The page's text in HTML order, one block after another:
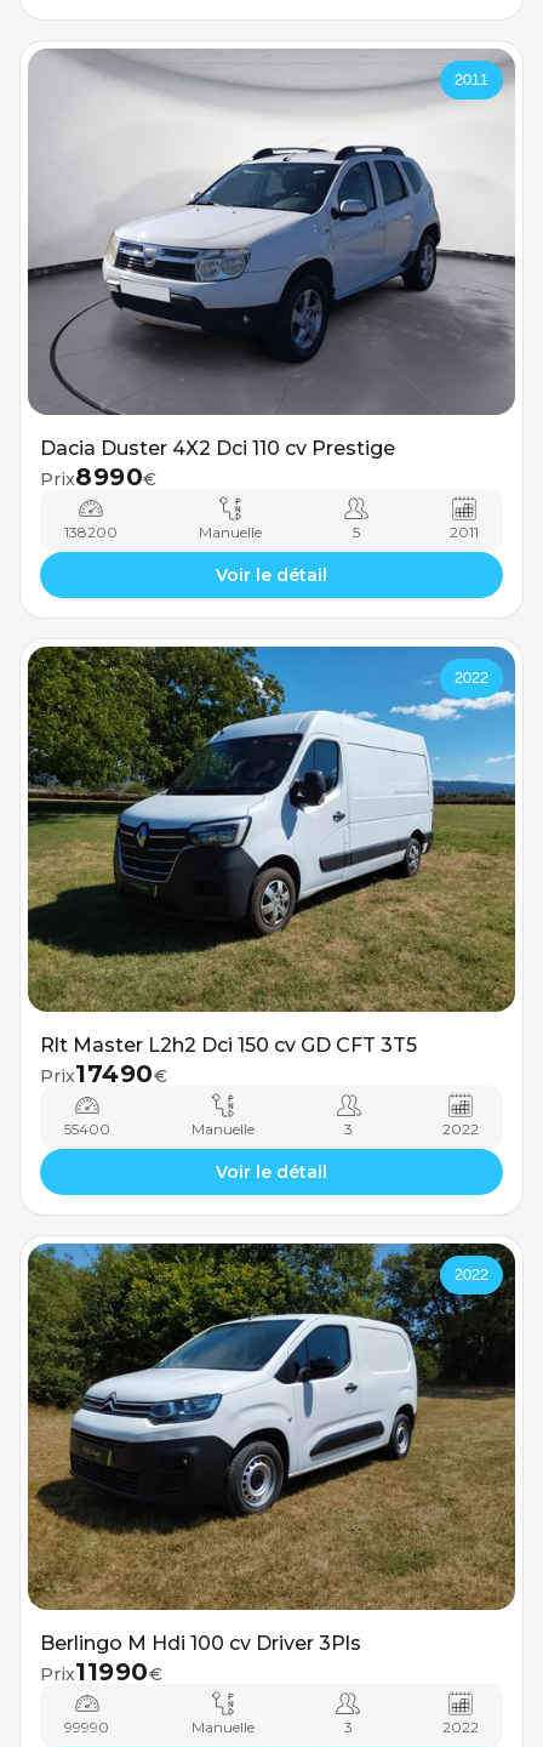
2011
Dacia Duster 4X2 Dci 110 cv Prestige
Prix8990€
138200 Manuelle 5 2011
Voir le détail
2022
Rlt Master L2h2 Dci 150 cv GD CFT 3T5
Prix17490€
55400 Manuelle 3 2022
Voir le détail
2022
Berlingo M Hdi 100 cv Driver 3Pls
Prix11990€
99990 Manuelle 3 2022